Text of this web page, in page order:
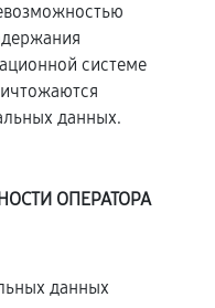
системе
данных.
ОПЕРАТОРА
данных